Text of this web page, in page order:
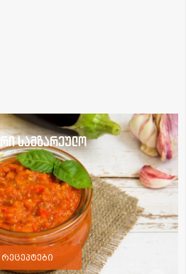
სამზარეულო
რეცეპტები